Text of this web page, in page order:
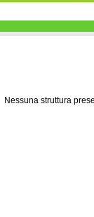
Nessuna struttura